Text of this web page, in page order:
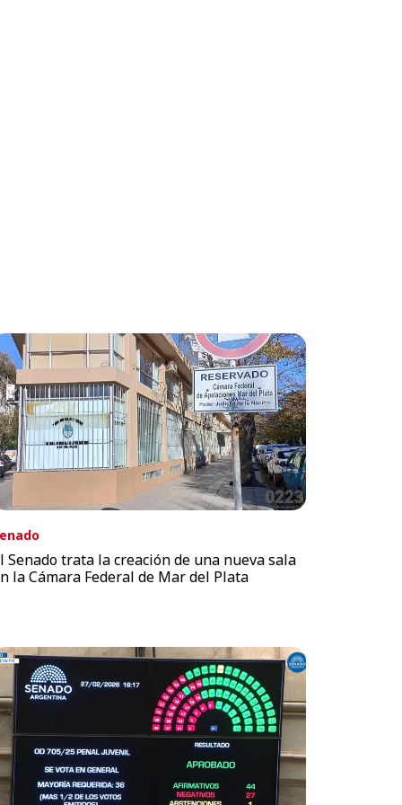
Senado trata la creación de una nueva sala
la Cámara Federal de Mar del Plata